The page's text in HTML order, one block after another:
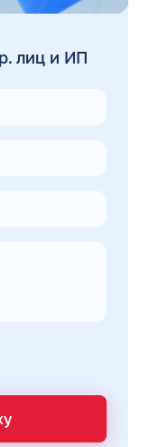
лиц и ИП